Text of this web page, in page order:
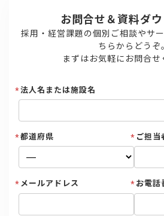
お問合せ＆資料ダ
採用・経営課題の個別ご相談やサ
ちらからどうぞ
まずはお気軽にお問合せ
法人名または施設名
都道府県 ご担当
メールアドレス お電話